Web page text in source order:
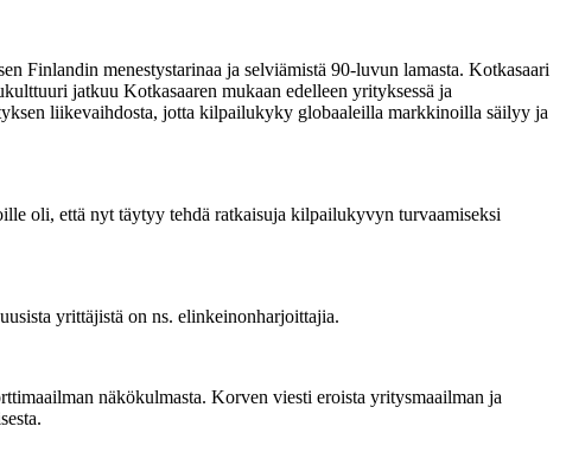
Finlandin menestystarinaa ja selviämistä 90-luvun lamasta. Kotkasaari
jatkuu Kotkasaaren mukaan edelleen yrityksessä ja
liikevaihdosta, jotta kilpailukyky globaaleilla markkinoilla säilyy ja
oli, että nyt täytyy tehdä ratkaisuja kilpailukyvyn turvaamiseksi
yrittäjistä on ns. elinkeinonharjoittajia.
näkökulmasta. Korven viesti eroista yritysmaailman ja